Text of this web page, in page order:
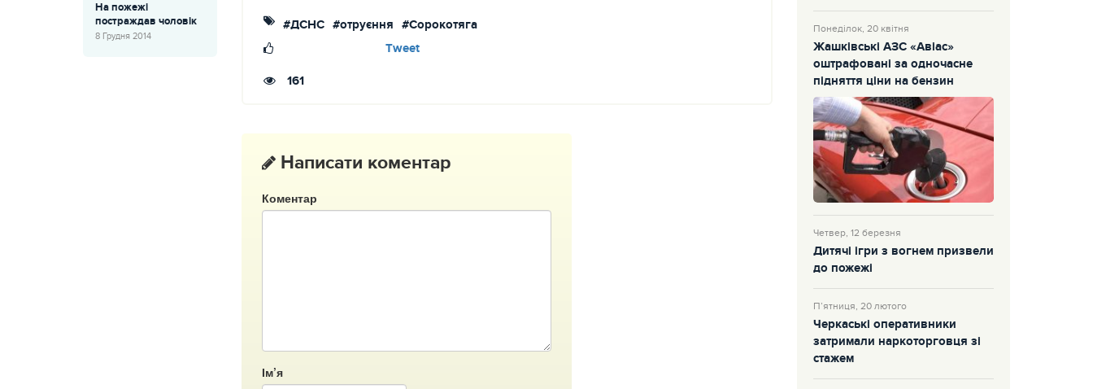
На пожежі
постраждав чоловік
8 Грудня 2014
#ДСНС #отруєння
#Сорокотяга
Tweet
161
Написати коментар
Коментар
Ім’я
Понеділок, 20 квітня
Жашківські АЗС «Авіас»
оштрафовані за одночасне
підняття ціни на бензин
Четвер, 12 березня
Дитячі ігри з вогнем призвели
до пожежі
П’ятниця, 20 лютого
Черкаські оперативники
затримали наркоторговця зі
стажем